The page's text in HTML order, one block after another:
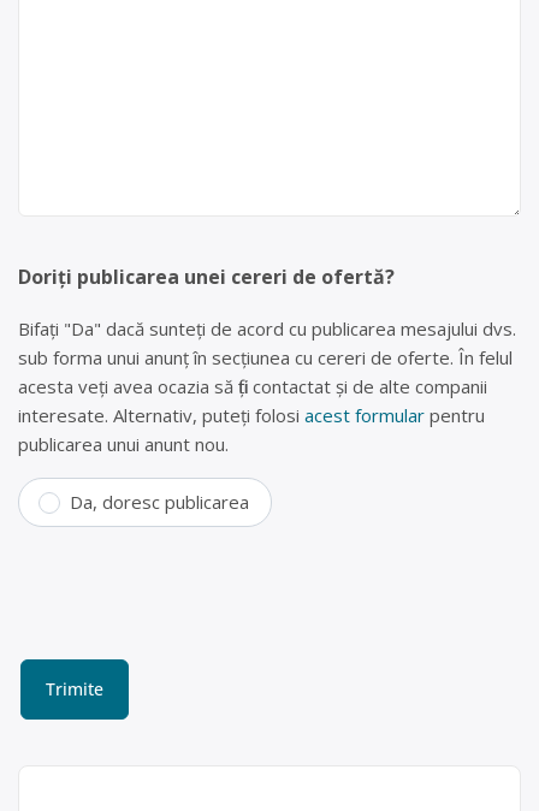
Doriți publicarea unei cereri de ofertă?
Bifați "Da" dacă sunteți de acord cu publicarea mesajului dvs.
sub forma unui anunț în secțiunea cu cereri de oferte. În felul
acesta veți avea ocazia să fiți contactat și de alte companii
interesate. Alternativ, puteți folosi acest formular pentru
publicarea unui anunt nou.
Da, doresc publicarea